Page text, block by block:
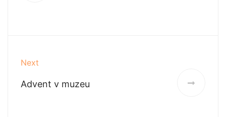
Next
Advent v muzeu